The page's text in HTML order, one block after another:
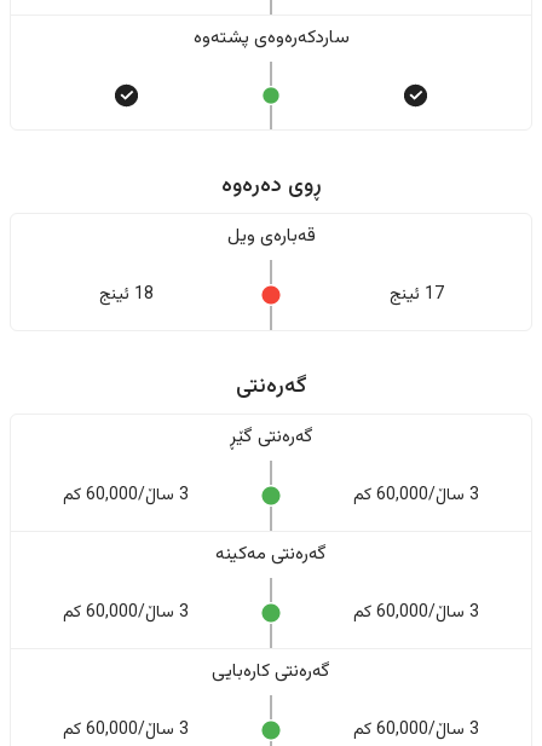
ساردکەرەوەی پشتەوە
ڕوی دەرەوە
قەبارەی ویل
17 ئینج 18 ئینج
گەرەنتی
گەرەنتی گێڕ
3 ساڵ/60,000 کم 3 ساڵ/60,000 کم
گەرەنتی مەکینە
3 ساڵ/60,000 کم 3 ساڵ/60,000 کم
گەرەنتی کارەبایی
3 ساڵ/60,000 کم 3 ساڵ/60,000 کم